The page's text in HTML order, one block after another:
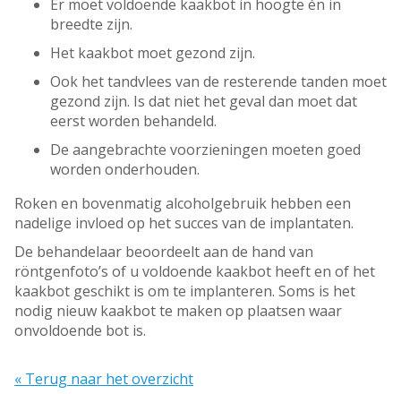
Er moet voldoende kaakbot in hoogte én in
breedte zijn.
Het kaakbot moet gezond zijn.
Ook het tandvlees van de resterende tanden moet
gezond zijn. Is dat niet het geval dan moet dat
eerst worden behandeld.
De aangebrachte voorzieningen moeten goed
worden onderhouden.
Roken en bovenmatig alcoholgebruik hebben een
nadelige invloed op het succes van de implantaten.
De behandelaar beoordeelt aan de hand van
röntgenfoto’s of u voldoende kaakbot heeft en of het
kaakbot geschikt is om te implanteren. Soms is het
nodig nieuw kaakbot te maken op plaatsen waar
onvoldoende bot is.
« Terug naar het overzicht